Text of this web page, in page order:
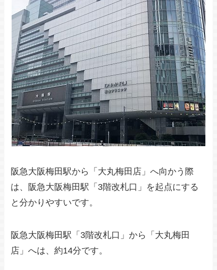
阪急大阪梅田駅から「大丸梅田店」へ向かう際
は、阪急大阪梅田駅「3階改札口」を起点にする
と分かりやすいです。
阪急大阪梅田駅「3階改札口」から「大丸梅田
店」へは、約14分です。